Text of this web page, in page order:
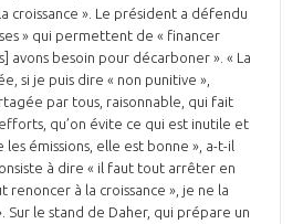
ET COHÉRENT
?
AÉRONAUTIQUE ET SPATIALE
AÉRONAUTIQUE ET SPATIALE
SUR LES RELATIONS ENTRE
ET FOURNISSEURS
croissance ». Le président a défendu
» qui permettent de « financer
avons besoin pour décarboner ». « La
si je puis dire « non punitive »,
par tous, raisonnable, qui fait
qu’on évite ce qui est inutile et
émissions, elle est bonne », a-t-il
à dire « il faut tout arrêter en
à la croissance », je ne la
Sur le stand de Daher, qui prépare un
d'adhérer au GIFAS.
données sectorielles,
programmes ...
D’ADHÉSION